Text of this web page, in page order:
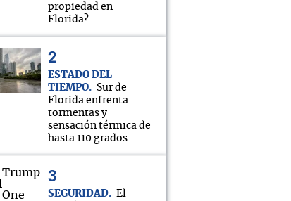
propiedad en
Florida?
ESTADO DEL
TIEMPO
Sur de
Florida enfrenta
tormentas y
sensación térmica de
hasta 110 grados
SEGURIDAD
El